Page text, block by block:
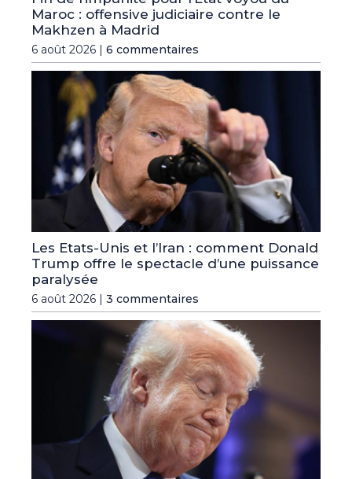
Maroc : offensive judiciaire contre le
Makhzen à Madrid
6 août 2026 | 6 commentaires
Les Etats-Unis et l’Iran : comment Donald
Trump offre le spectacle d’une puissance
paralysée
6 août 2026 | 3 commentaires